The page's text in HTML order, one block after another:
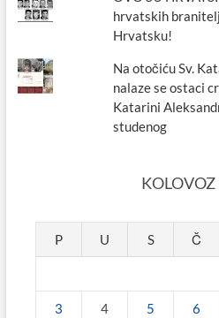
hrvatskih
Hrvatsku!
Na otočiću Sv.
nalaze se ostaci
Katarini
studenog
P U S Č
3 4 5 6